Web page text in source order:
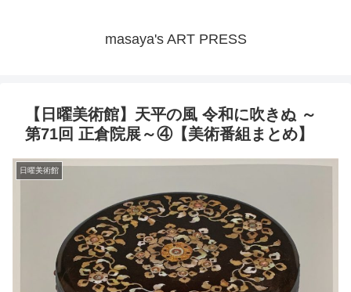
masaya's ART PRESS
【日曜美術館】天平の風 令和に吹きぬ ～
第71回 正倉院展～④【美術番組まとめ】
日曜美術館